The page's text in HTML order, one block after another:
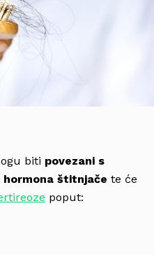
biti povezani s
hormona štitnjače te će
poput: